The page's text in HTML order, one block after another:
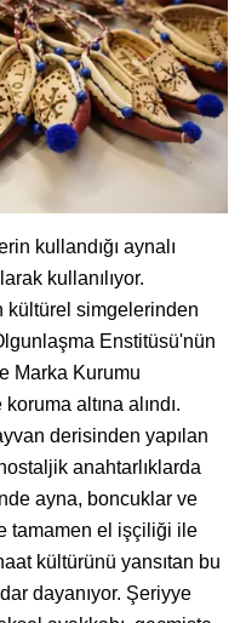
kullandığı aynalı
kullanılıyor.
kültürel simgelerinden
Enstitüsü'nün
Marka Kurumu
altına alındı.
derisinden yapılan
anahtarlıklarda
ayna, boncuklar ve
tamamen el işçiliği ile
kültürünü yansıtan bu
dayanıyor. Şeriyye